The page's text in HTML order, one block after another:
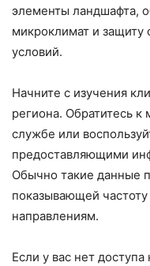
элементы ландшафта,
микроклимат и защиту
условий.
Начните с изучения
региона. Обратитесь
службе или
предоставляющими
Обычно такие данные
показывающей
направлениям.
Если у вас нет